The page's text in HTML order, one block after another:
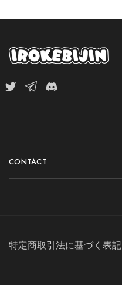
CONTACT
特定商取引法に基づく表記